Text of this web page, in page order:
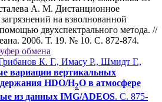
А. М. Дистанционное
на взволнованной
двухспектрального метода. //
2006. Т. 19. № 10. С. 872-874.
обмена
К. Г., Имасу Р., Шмидт Г.,
вариации вертикальных
HDO/H2O в атмосфере
из данных IMG/ADEOS. С. 875-